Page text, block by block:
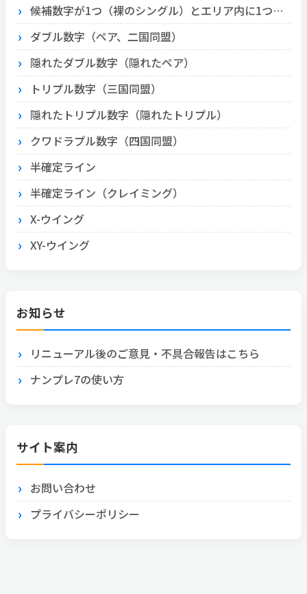
候補数字が1つ（裸のシングル）とエリア内に1つ（隠れたシングル）
ダブル数字（ペア、二国同盟）
隠れたダブル数字（隠れたペア）
トリプル数字（三国同盟）
隠れたトリプル数字（隠れたトリプル）
クワドラプル数字（四国同盟）
半確定ライン
半確定ライン（クレイミング）
X-ウイング
XY-ウイング
お知らせ
リニューアル後のご意見・不具合報告はこちら
ナンプレ7の使い方
サイト案内
お問い合わせ
プライバシーポリシー